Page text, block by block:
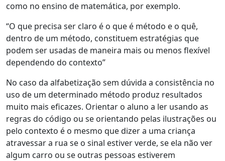
como no ensino de matemática, por exemplo.
“O que precisa ser claro é o que é método e o quê,
dentro de um método, constituem estratégias que
podem ser usadas de maneira mais ou menos flexível
dependendo do contexto”
No caso da alfabetização sem dúvida a consistência no
uso de um determinado método produz resultados
muito mais eficazes. Orientar o aluno a ler usando as
regras do código ou se orientando pelas ilustrações ou
pelo contexto é o mesmo que dizer a uma criança
atravessar a rua se o sinal estiver verde, se ela não ver
algum carro ou se outras pessoas estiverem